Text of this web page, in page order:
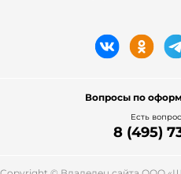
Вопросы по
Есть
8 (495)